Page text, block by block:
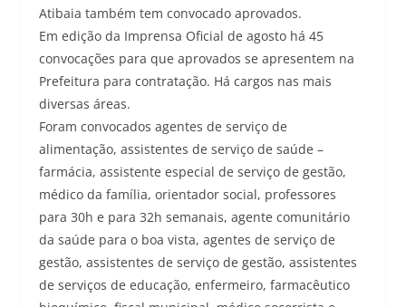
Atibaia também tem convocado aprovados.
Em edição da Imprensa Oficial de agosto há 45
convocações para que aprovados se apresentem na
Prefeitura para contratação. Há cargos nas mais
diversas áreas.
Foram convocados agentes de serviço de
alimentação, assistentes de serviço de saúde –
farmácia, assistente especial de serviço de gestão,
médico da família, orientador social, professores
para 30h e para 32h semanais, agente comunitário
da saúde para o boa vista, agentes de serviço de
gestão, assistentes de serviço de gestão, assistentes
de serviços de educação, enfermeiro, farmacêutico